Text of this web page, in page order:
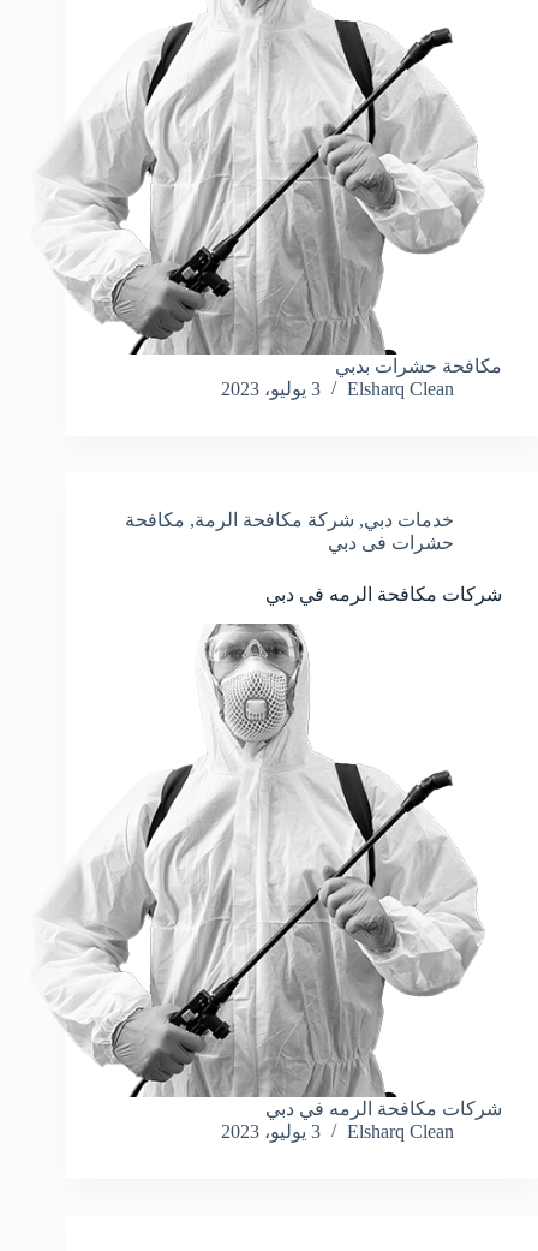
مكافحة حشرات بدبي
Elsharq Clean
3 يوليو، 2023
خدمات دبي, شركة مكافحة الرمة, مكافحة
حشرات فى دبي
شركات مكافحة الرمه في دبي
شركات مكافحة الرمه في دبي
Elsharq Clean
3 يوليو، 2023